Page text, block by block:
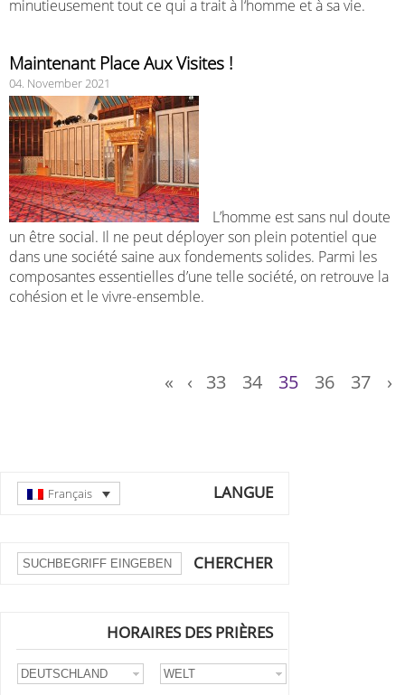
minutieusement tout ce qui a trait à l‘homme et à sa vie.
Maintenant Place Aux Visites !
04. November 2021
L’homme est sans nul doute
un être social. Il ne peut déployer son plein potentiel que
dans une société saine aux fondements solides. Parmi les
composantes essentielles d’une telle société, on retrouve la
cohésion et le vivre-ensemble.
« ‹ 33 34 35 36 37 ›
LANGUE
Français
CHERCHER
HORAIRES DES PRIÈRES